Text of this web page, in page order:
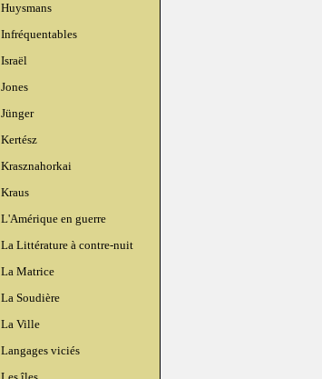
Huysmans
Infréquentables
Israël
Jones
Jünger
Kertész
Krasznahorkai
Kraus
L'Amérique en guerre
La Littérature à contre-nuit
La Matrice
La Soudière
La Ville
Langages viciés